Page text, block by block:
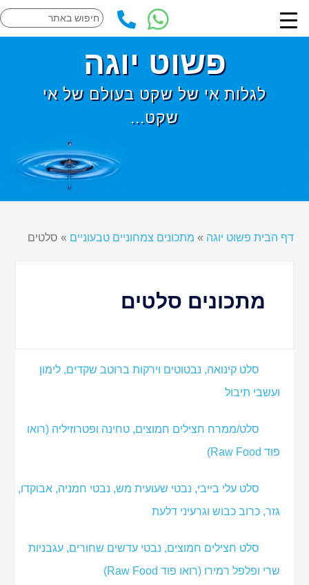
פשוט יוגה
לגלות אי של שקט בעולם של אי
שקט...
דף הבית פשוט יוגה » מתכונים צמחוניים טבעוניים » סלטים
מתכונים סלטים
סלט קינואה, נבטוטים וירקות ברוטב שקדים, לימון
ועשבי תיבול
סלט/ממרח חצילים חמוצים, טחינה ופטרוזיליה (רואו
פוד Raw Food)
סלט עלי בייבי, נבטי שעועית מש, נבטי חמניה, אבוקדו,
גזר, כרוב כבוש וגרעיני דלעת
סלט חצילים חמוצים, נבטי עדשים שחורים, עגבניות
שרי ופלפל רמירו (רואו פוד Raw Food)